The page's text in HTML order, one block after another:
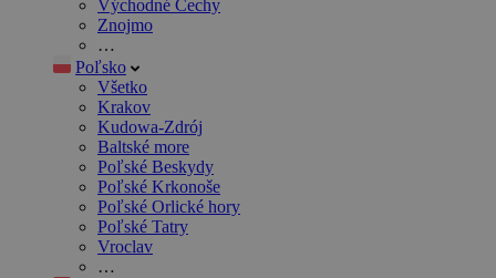
Východné Čechy
Znojmo
…
Poľsko
Všetko
Krakov
Kudowa-Zdrój
Baltské more
Poľské Beskydy
Poľské Krkonoše
Poľské Orlické hory
Poľské Tatry
Vroclav
…